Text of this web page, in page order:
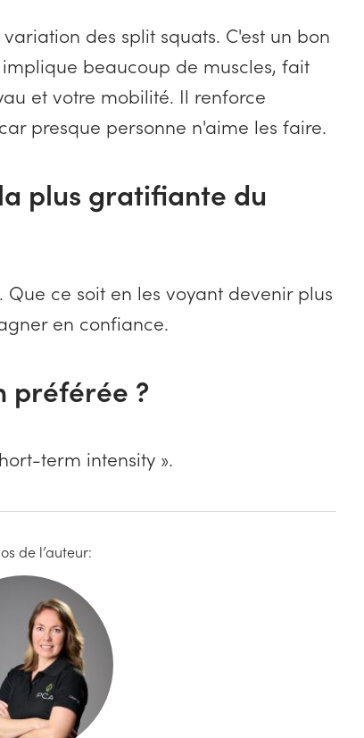
des split squats. C'est un bon
beaucoup de muscles, fait
et votre mobilité. Il renforce
presque personne n'aime les faire.
plus gratifiante du
ce soit en les voyant devenir plus
en confiance.
préférée ?
term intensity ».
de l’auteur: